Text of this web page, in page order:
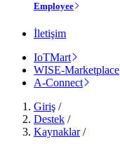
Employee
İletişim
IoTMart
WISE-Marketplace
A-Connect
Giriş /
Destek /
Kaynaklar/